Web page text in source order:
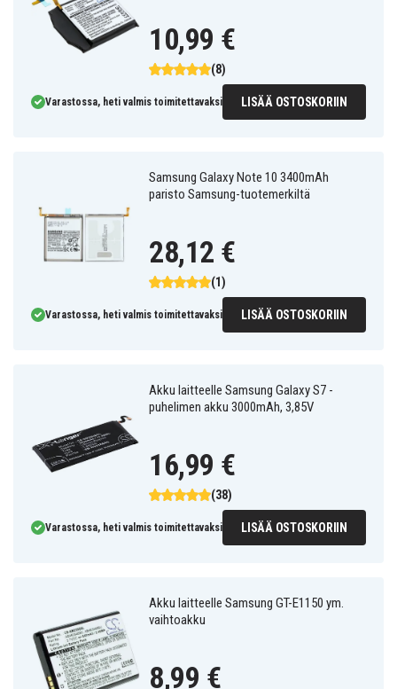
(8)
10,99 €
Varastossa, heti valmis toimitettavaksi LISÄÄ OSTOSKORIIN
Samsung Galaxy Note 10 3400mAh
paristo Samsung-tuotemerkiltä
(1)
28,12 €
Varastossa, heti valmis toimitettavaksi LISÄÄ OSTOSKORIIN
Akku laitteelle Samsung Galaxy S7 -
puhelimen akku 3000mAh, 3,85V
(38)
16,99 €
Varastossa, heti valmis toimitettavaksi LISÄÄ OSTOSKORIIN
Akku laitteelle Samsung GT-E1150 ym.
vaihtoakku
8,99 €